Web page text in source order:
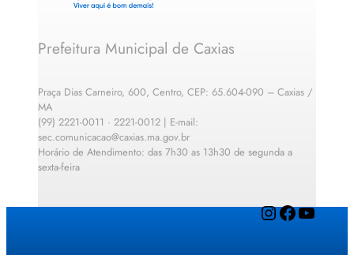
Prefeitura Municipal de Caxias
Praça Dias Carneiro, 600, Centro, CEP: 65.604-090 – Caxias /
MA
(99) 2221-0011 · 2221-0012 | E-mail:
sec.comunicacao@caxias.ma.gov.br
Horário de Atendimento: das 7h30 as 13h30 de segunda a
sexta-feira
InstagramFacebook YouTube